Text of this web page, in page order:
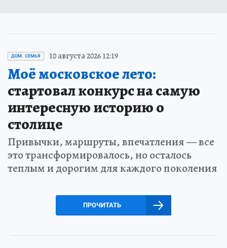
ДОМ. СЕМЬЯ 10 августа 2026 12:19
Моё московское лето:
стартовал конкурс на самую
интересную историю о
столице
Привычки, маршруты, впечатления — все
это трансформировалось, но осталось
теплым и дорогим для каждого поколения
ПРОЧИТАТЬ